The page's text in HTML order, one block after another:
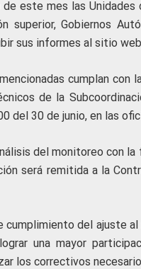
este mes las Unidades
superior, Gobiernos
sus informes al sitio
cumplan con
de la
del 30 de junio, en las
del monitoreo con
será remitida a la
del ajuste
una mayor
los correctivos